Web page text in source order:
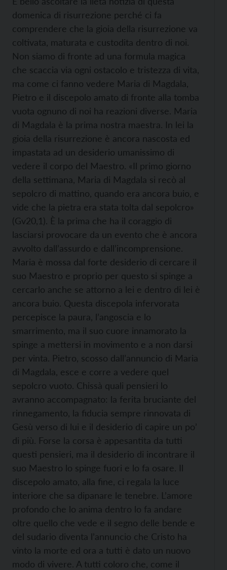
domenica di risurrezione perché ci fa
comprendere che la gioia della risurrezione va
coltivata, maturata e custodita dentro di noi.
Non siamo di fronte ad una formula magica
che scaccia via ogni ostacolo e tristezza di vita,
ma come ci fanno vedere Maria di Magdala,
Pietro e il discepolo amato di fronte alla tomba
vuota ognuno di noi ha reazioni diverse. Maria
di Magdala è la prima nostra maestra. In lei la
gioia della risurrezione è ancora nascosta ed
impastata ad un desiderio umanissimo di
vedere il corpo del Maestro. «Il primo giorno
della settimana, Maria di Magdala si recò al
sepolcro di mattino, quando era ancora buio, e
vide che la pietra era stata tolta dal sepolcro»
(Gv20,1). È la prima che ha il coraggio di
lasciarsi provocare da un evento che è ancora
avvolto dall’assurdo e dall’incomprensione.
Maria è mossa dal forte desiderio di cercare il
suo Maestro e proprio per questo si spinge a
cercarlo anche se attorno a lei e dentro di lei è
ancora buio. Questa discepola infervorata
percepisce la paura, l’angoscia e lo
smarrimento, ma il suo cuore innamorato la
spinge a mettersi in movimento e a non darsi
per vinta. Pietro, scosso dall’annuncio di Maria
di Magdala, esce e corre a vedere quel
sepolcro vuoto. Chissà quali pensieri lo
avranno accompagnato: la ferita bruciante del
rinnegamento, la fiducia sempre rinnovata di
Gesù verso di lui e il desiderio di capire un po’
di più. Forse la corsa è appesantita da tutti
questi pensieri, ma il desiderio di incontrare il
suo Maestro lo spinge fuori e lo fa osare. Il
discepolo amato, alla fine, ci regala la luce
interiore che sa dipanare le tenebre. L’amore
profondo che lo anima dentro lo fa andare
oltre quello che vede e il segno delle bende e
del sudario diventa l’annuncio che Cristo ha
vinto la morte ed ora a tutti è dato un nuovo
modo di vivere. A tutti coloro che, come il